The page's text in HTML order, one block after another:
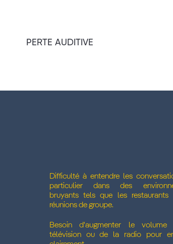
PERTE AUDITIVE
Difficulté à entendre les
particulier dans des
bruyants tels que les
réunions de groupe.
Besoin d'augmenter le
télévision ou de la radio pour